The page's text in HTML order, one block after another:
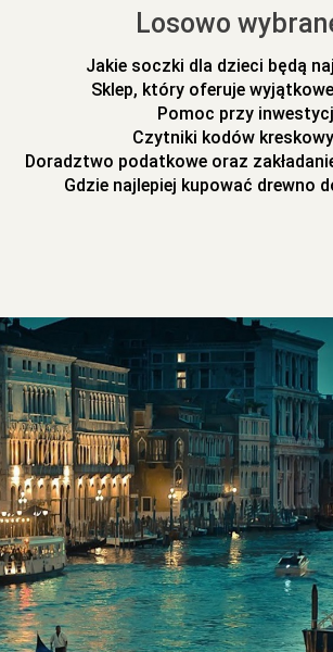
Losowo
Jakie soczki dla dzieci będą
Sklep, który oferuje
Pomoc przy
Czytniki kodów
Doradztwo podatkowe oraz
Gdzie najlepiej kupować drewno